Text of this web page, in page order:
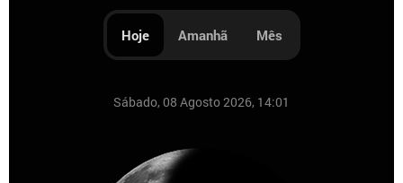
Hoje Amanhã Mês
Sábado, 08 Agosto 2026, 14:01